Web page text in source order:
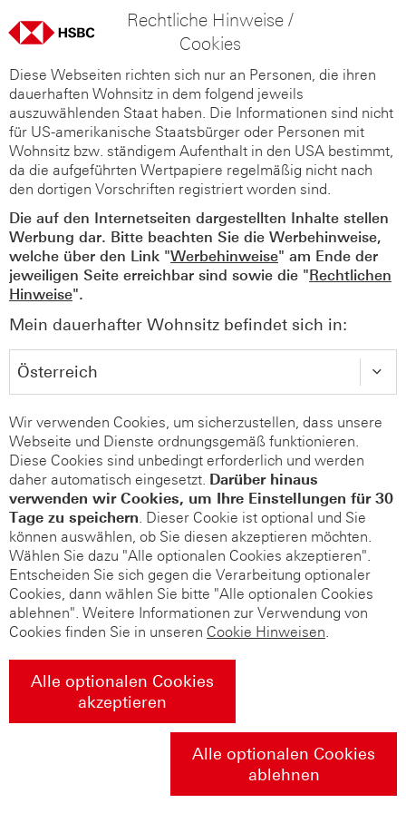
Rechtliche Hinweise /
Cookies
Diese Webseiten richten sich nur an Personen, die ihren
dauerhaften Wohnsitz in dem folgend jeweils
auszuwählenden Staat haben. Die Informationen sind nicht
für US-amerikanische Staatsbürger oder Personen mit
Wohnsitz bzw. ständigem Aufenthalt in den USA bestimmt,
da die aufgeführten Wertpapiere regelmäßig nicht nach
den dortigen Vorschriften registriert worden sind.
Die auf den Internetseiten dargestellten Inhalte stellen
Werbung dar. Bitte beachten Sie die Werbehinweise,
welche über den Link "Werbehinweise" am Ende der
jeweiligen Seite erreichbar sind sowie die "Rechtlichen
Hinweise".
Mein dauerhafter Wohnsitz befindet sich in:
Wir verwenden Cookies, um sicherzustellen, dass unsere
Webseite und Dienste ordnungsgemäß funktionieren.
Diese Cookies sind unbedingt erforderlich und werden
daher automatisch eingesetzt. Darüber hinaus
verwenden wir Cookies, um Ihre Einstellungen für 30
Tage zu speichern. Dieser Cookie ist optional und Sie
können auswählen, ob Sie diesen akzeptieren möchten.
Wählen Sie dazu "Alle optionalen Cookies akzeptieren".
Entscheiden Sie sich gegen die Verarbeitung optionaler
Cookies, dann wählen Sie bitte "Alle optionalen Cookies
ablehnen". Weitere Informationen zur Verwendung von
Cookies finden Sie in unseren Cookie Hinweisen.
Alle optionalen Cookies
akzeptieren
Alle optionalen Cookies
ablehnen